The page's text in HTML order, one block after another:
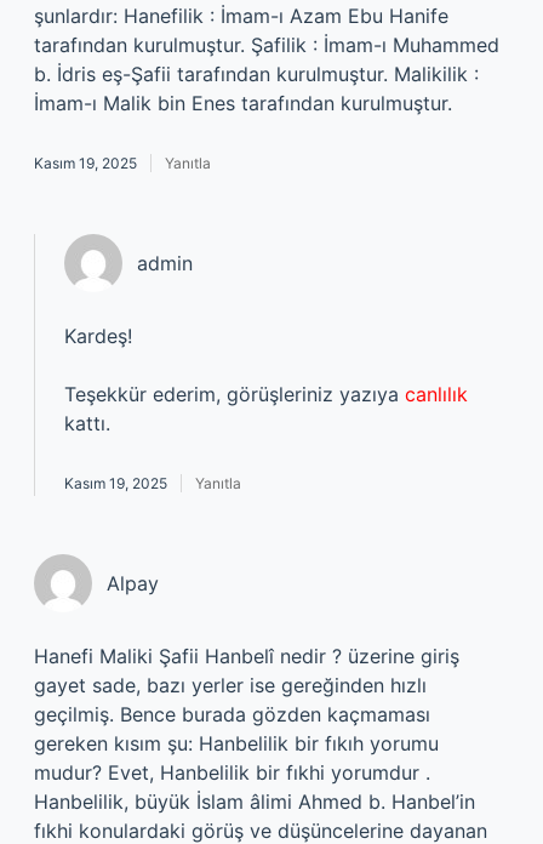
şunlardır: Hanefilik : İmam-ı Azam Ebu Hanife
tarafından kurulmuştur. Şafilik : İmam-ı Muhammed
b. İdris eş-Şafii tarafından kurulmuştur. Malikilik :
İmam-ı Malik bin Enes tarafından kurulmuştur.
Kasım 19, 2025 Yanıtla
admin
Kardeş!
Teşekkür ederim, görüşleriniz yazıya canlılık
kattı.
Kasım 19, 2025 Yanıtla
Alpay
Hanefi Maliki Şafii Hanbelî nedir ? üzerine giriş
gayet sade, bazı yerler ise gereğinden hızlı
geçilmiş. Bence burada gözden kaçmaması
gereken kısım şu: Hanbelilik bir fıkıh yorumu
mudur? Evet, Hanbelilik bir fıkhi yorumdur .
Hanbelilik, büyük İslam âlimi Ahmed b. Hanbel’in
fıkhi konulardaki görüş ve düşüncelerine dayanan